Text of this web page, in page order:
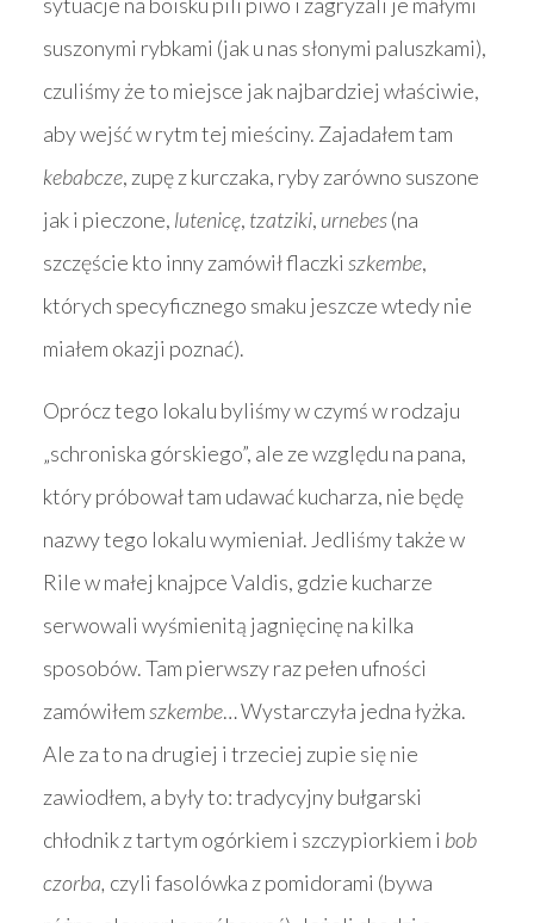
suszonymi rybkami (jak u nas słonymi paluszkami),
czuliśmy że to miejsce jak najbardziej właściwie,
aby wejść w rytm tej mieściny. Zajadałem tam
kebabcze, zupę z kurczaka, ryby zarówno suszone
jak i pieczone, lutenicę, tzatziki, urnebes(na
szczęście kto inny zamówił flaczki szkembe,
których specyficznego smaku jeszcze wtedy nie
miałem okazji poznać).
Oprócz tego lokalu byliśmy w czymś w rodzaju
„schroniska górskiego”, ale ze względu na pana,
który próbował tam udawać kucharza, nie będę
nazwy tego lokalu wymieniał. Jedliśmy także w
Rile w małej knajpce Valdis, gdzie kucharze
serwowali wyśmienitą jagnięcinę na kilka
sposobów. Tam pierwszy raz pełen ufności
zamówiłemszkembe… Wystarczyła jedna łyżka.
Ale za to na drugiej i trzeciej zupie się nie
zawiodłem, a były to: tradycyjny bułgarski
chłodnik z tartym ogórkiem i szczypiorkiem i bob
czorba, czyli fasolówka z pomidorami (bywa